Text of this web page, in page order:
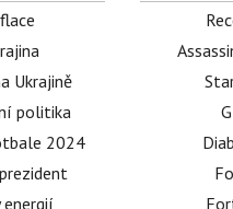
Ukrajině
politika
2024
energií